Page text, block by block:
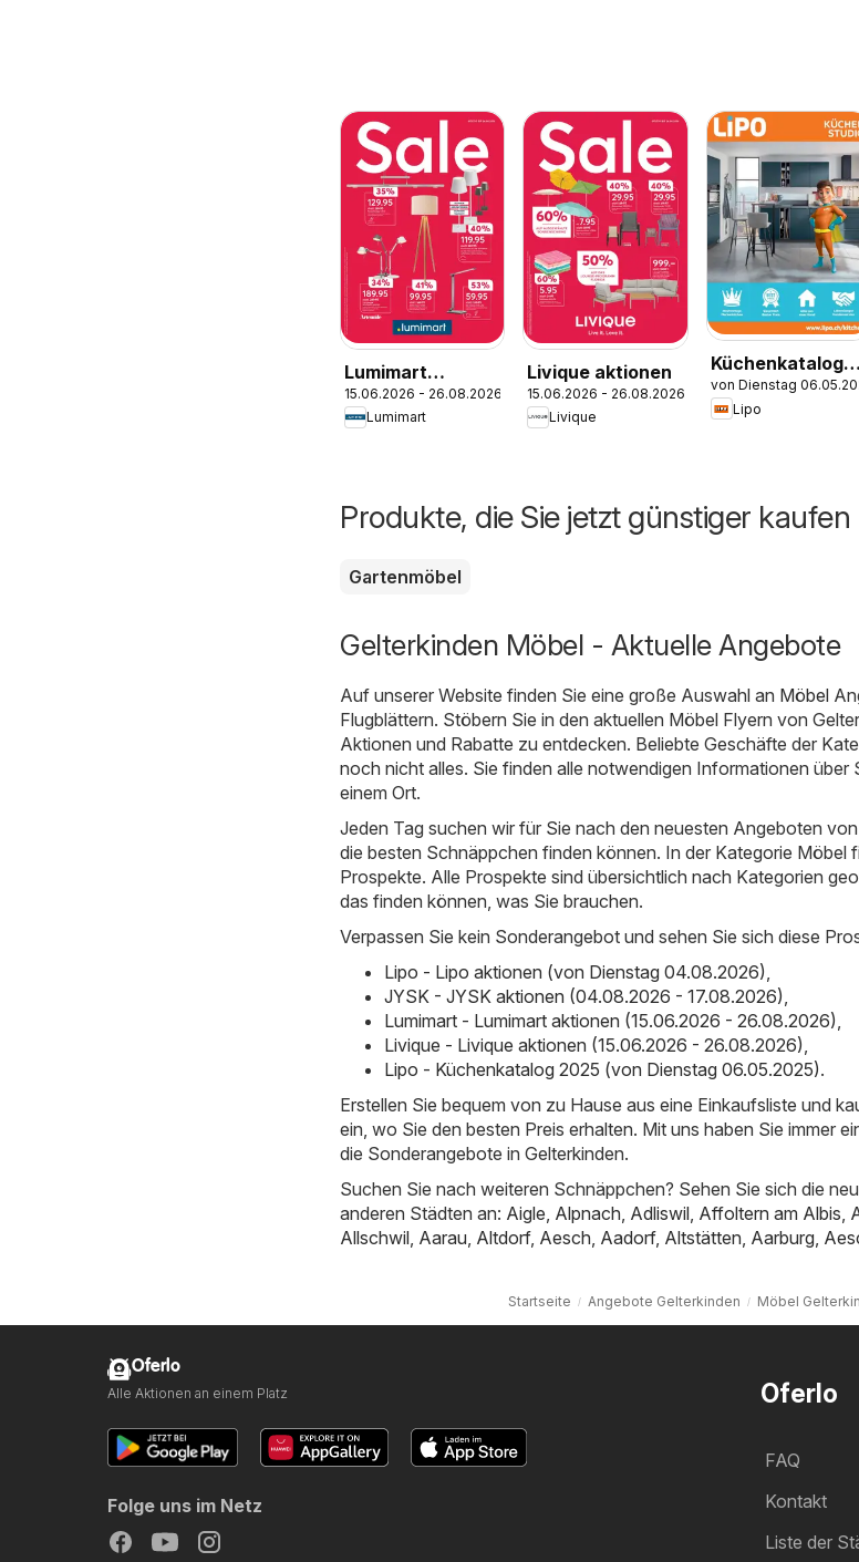
Lumimart
aktionen
15.06.2026 - 26.08.2026
Lumimart
Livique aktionen
15.06.2026 - 26.08.2026
Livique
Küchenkatalog
2025
von Dienstag
Lipo
Produkte, die Sie jetzt günstiger
Gartenmöbel
Gelterkinden Möbel - Aktuelle Angebote
Auf unserer Website finden Sie eine große Auswahl an Möbel
Flugblättern. Stöbern Sie in den aktuellen Möbel Flyern von
Aktionen und Rabatte zu entdecken. Beliebte Geschäfte der
noch nicht alles. Sie finden alle notwendigen Informationen über
einem Ort.
Jeden Tag suchen wir für Sie nach den neuesten Angeboten
die besten Schnäppchen finden können. In der Kategorie Möbel
Prospekte. Alle Prospekte sind übersichtlich nach Kategorien
das finden können, was Sie brauchen.
Verpassen Sie kein Sonderangebot und sehen Sie sich diese
Lipo - Lipo aktionen (von Dienstag 04.08.2026)
JYSK - JYSK aktionen (04.08.2026 - 17.08.2026)
Lumimart - Lumimart aktionen (15.06.2026 - 26.08.2026)
Livique - Livique aktionen (15.06.2026 - 26.08.2026)
Lipo - Küchenkatalog 2025 (von Dienstag 06.05.2025).
Erstellen Sie bequem von zu Hause aus eine Einkaufsliste und
ein, wo Sie den besten Preis erhalten. Mit uns haben Sie immer
die Sonderangebote in Gelterkinden.
Suchen Sie nach weiteren Schnäppchen? Sehen Sie sich die
anderen Städten an: Aigle Alpnach Adliswil Affoltern am Albis
Allschwil Aarau Altdorf, Aesch Aadorf, Altstätten Aarburg
Startseite Angebote Gelterkinden Möbel
Oferlo
FAQ
Kontakt
Liste der
Oferlo
Alle Aktionen an einem Platz
Folge uns im Netz